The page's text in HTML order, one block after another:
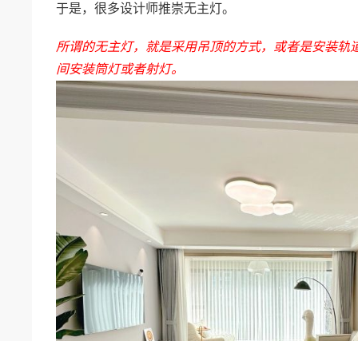
于是，很多设计师推崇无主灯。
所谓的无主灯，就是采用吊顶的方式，或者是安装轨
间安装筒灯或者射灯。